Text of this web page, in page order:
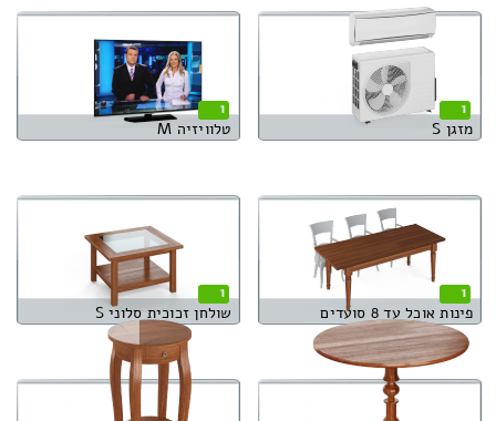
1
מזגן S
1
טלוויזיה M
1
פינות אוכל עד 8 סועדים
1
שולחן זכוכית סלוני S